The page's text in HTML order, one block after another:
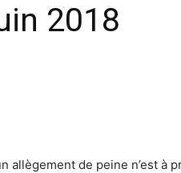
2018
allègement de peine n’est à